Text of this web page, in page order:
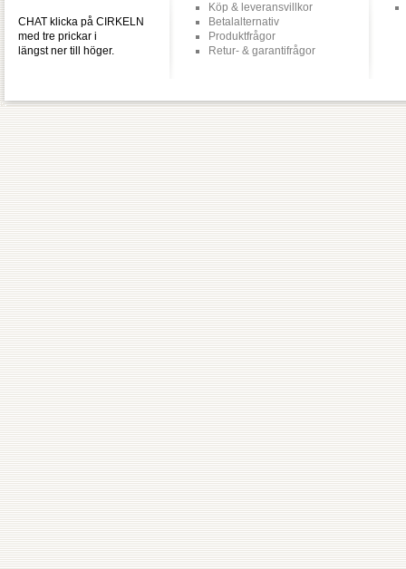
CHAT klicka på CIRKELN
med tre prickar i
längst ner till höger.
Köp & leveransvillkor
Betalalternativ
Produktfrågor
Retur- & garantifrågor